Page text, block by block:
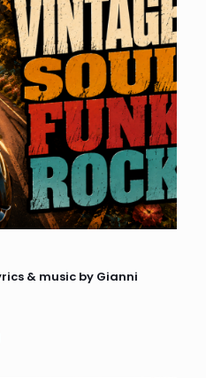
& music by Gianni